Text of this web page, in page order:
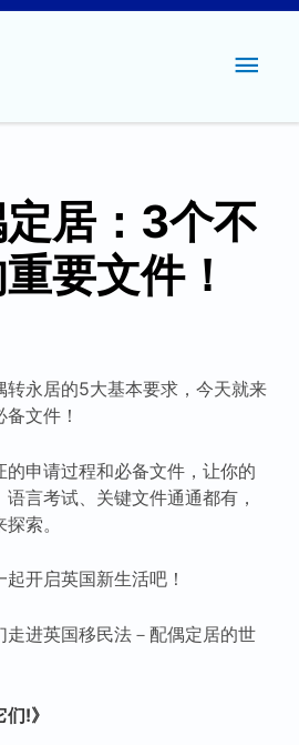
主
菜
居：3个不
要文件！
转永居的5大基本要求，今天就来
文件！
申请过程和必备文件，让你的
言考试、关键文件通通都有，
索。
开启英国新生活吧！
进英国移民法－配偶定居的世
!》